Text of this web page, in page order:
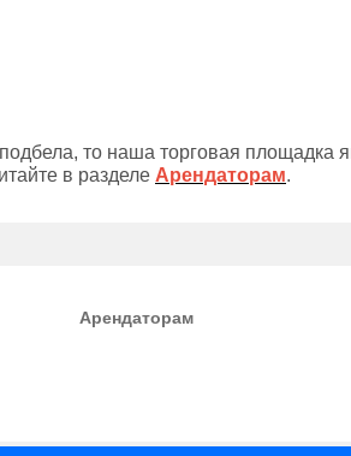
то наша торговая площадка
в разделе Арендаторам.
Арендаторам